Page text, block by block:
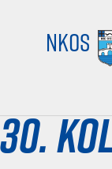
NKOS
30.